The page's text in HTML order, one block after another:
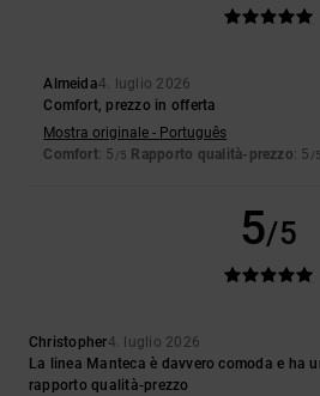
Almeida4. luglio 2026
Comfort, prezzo in offerta
Mostra originale - Português
Comfort: 5 /5 Rapporto qualità-prezzo: 5 /5
5/5
Christopher4. luglio 2026
La linea Manteca è davvero comoda e ha
rapporto qualità-prezzo